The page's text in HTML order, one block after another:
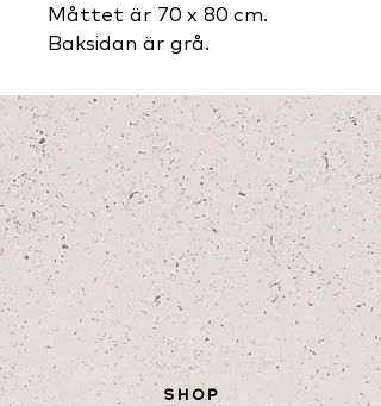
Måttet är 70 x 80 cm.
Baksidan är grå.
SHOP